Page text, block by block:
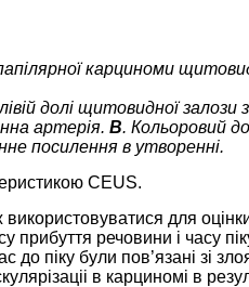
карциноми
долі щитовидної залози з
артерія. В. Кольоровий
посилення в утворенні.
CEUS.
для
прибуття речовини і часу
піку були пов’язані зі
в карциномі в